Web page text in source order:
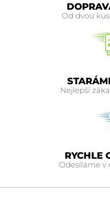
Od dvou
Nejlepší
RYCHLE
Odesíláme v